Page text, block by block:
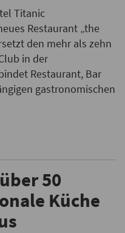
Titanic
Restaurant „the
den mehr als zehn
in der
Restaurant, Bar
gastronomischen
50
Küche